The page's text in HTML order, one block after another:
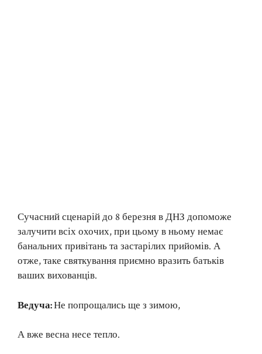
Сучасний сценарій до 8 березня в ДНЗ допоможе
залучити всіх охочих, при цьому в ньому немає
банальних привітань та застарілих прийомів. А
отже, таке святкування приємно вразить батьків
ваших вихованців.
Ведуча:Не попрощались ще з зимою,
А вже весна несе тепло.